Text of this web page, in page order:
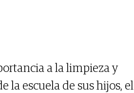
a la limpieza y
la escuela de sus hijos, el